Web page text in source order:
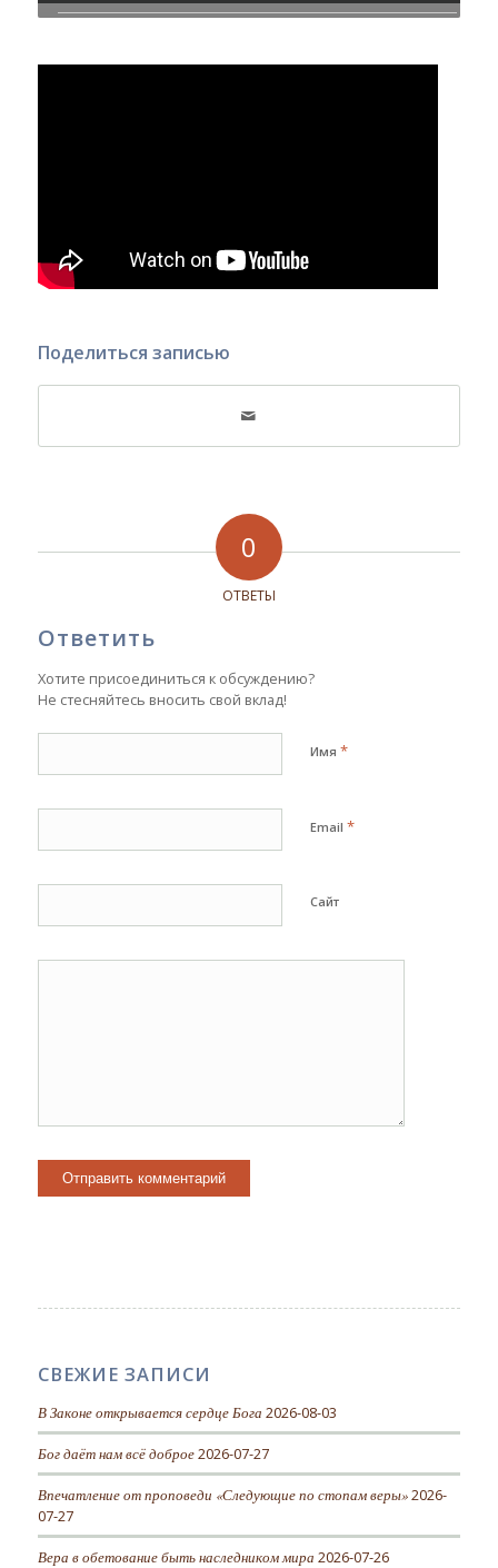
Поделиться записью
0
ОТВЕТЫ
Ответить
Хотите присоединиться к обсуждению?
Не стесняйтесь вносить свой вклад!
Имя *
Email *
Сайт
СВЕЖИЕ ЗАПИСИ
В Законе открывается сердце Бога 2026-08-03
Бог даёт нам всё доброе 2026-07-27
Впечатление от проповеди «Следующие по стопам веры» 2026-
07-27
Вера в обетование быть наследником мира 2026-07-26